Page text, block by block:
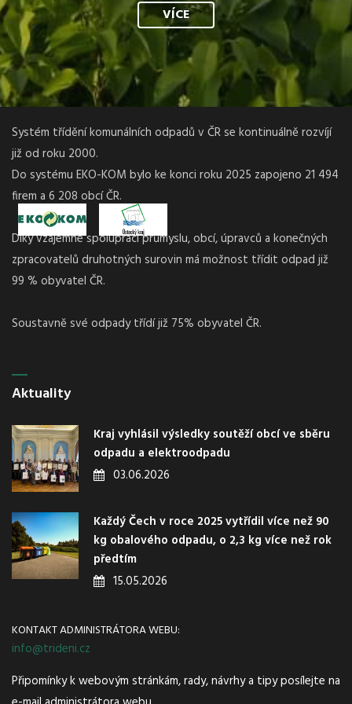
přihlášky ZDE.
Termín pro přihlášení je do11. 4. 2016.
V případě dotazů se obracejte na XY, tel. XXX XXX XXX, e-mail:
XY
Partneři akce:
VÍCE
Systém třídění komunálních odpadů v ČR se kontinuálně rozvíjí
již od roku 2000.
Do systému EKO-KOM bylo ke konci roku 2025 zapojeno 21 494
firem a 6 208 obcí ČR.
Díky vzájemné spolupráci průmyslu, obcí, úpravců a konečných
zpracovatelů druhotných surovin má možnost třídit odpad již
99 % obyvatel ČR.
Soustavně své odpady třídí již 75% obyvatel ČR.
Aktuality
Kraj vyhlásil výsledky soutěží obcí ve sběru
odpadu a elektroodpadu
03.06.2026
Každý Čech v roce 2025 vytřídil více než 90
kg obalového odpadu, o 2,3 kg více než rok
předtím
15.05.2026
KONTAKT ADMINISTRÁTORA WEBU:
info@trideni.cz
Připomínky k webovým stránkám, rady, návrhy a tipy posílejte na